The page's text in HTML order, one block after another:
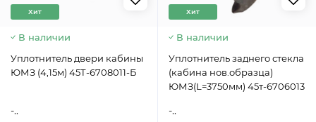
Хит
В наличии
Уплотнитель двери кабины
ЮМЗ (4,15м) 45Т-6708011-Б
-..
Хит
В наличии
Уплотнитель заднего стекла
(кабина нов.образца)
ЮМЗ(L=3750мм) 45т-6706013
-..